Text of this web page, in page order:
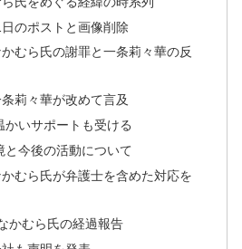
のポストと画像削除
むら氏の謝罪と一条莉々華の反
莉々華が改めて言及
かいサポートも受ける
と今後の活動について
むら氏が弁護士を含めた対応を
かむら氏の経過報告